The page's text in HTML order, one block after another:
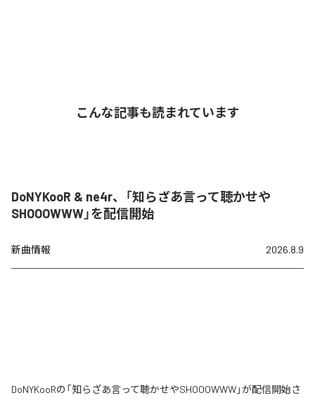
こんな記事も読まれています
DoNYKooR & ne4r、「知らざあ言って聴かせや
SHOOOWWW」を配信開始
新曲情報 2026.8.9
DoNYKooRの「知らざあ言って聴かせやSHOOOWWW」が配信開始さ